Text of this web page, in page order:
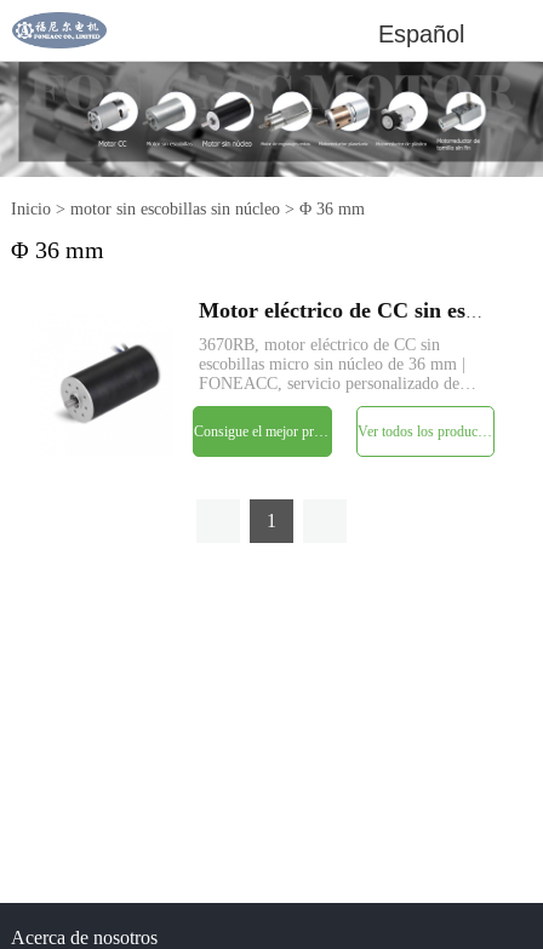
Español
Inicio> motor sin escobillas sin núcleo> Φ 36 mm
Φ 36 mm
3670RB, motor eléctrico de CC sin
escobillas micro sin núcleo de 36 mm |
FONEACC, servicio personalizado de
parámetros disponible.
Ver todos los productos
1
Acerca de nosotros